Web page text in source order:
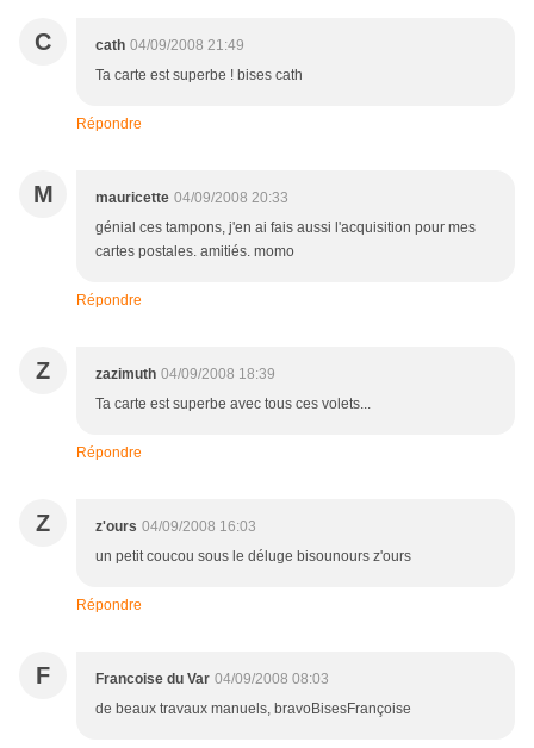
C cath 04/09/2008 21:49
Ta carte est superbe ! bises cath
Répondre
M mauricette 04/09/2008 20:33
génial ces tampons, j'en ai fais aussi l'acquisition pour mes
cartes postales. amitiés. momo
Répondre
Z zazimuth 04/09/2008 18:39
Ta carte est superbe avec tous ces volets...
Répondre
Z z'ours 04/09/2008 16:03
un petit coucou sous le déluge bisounours z'ours
Répondre
F Francoise du Var 04/09/2008 08:03
de beaux travaux manuels, bravoBisesFrançoise